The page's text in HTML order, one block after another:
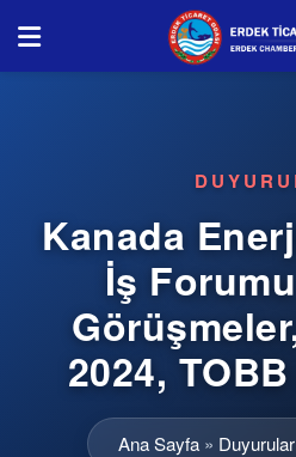
Kanada
İş
2024,
Ana Sayfa » Duyurular